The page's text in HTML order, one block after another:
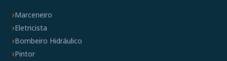
Marceneiro
Eletricista
Bombeiro Hidráulico
Pintor